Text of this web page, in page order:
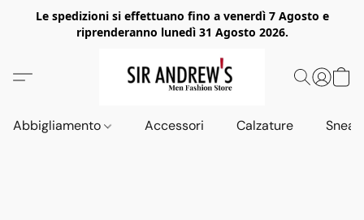
Le spedizioni si effettuano fino a venerdì 7 Agosto e
riprenderanno lunedì 31 Agosto 2026.
Abbigliamento Accessori Calzature